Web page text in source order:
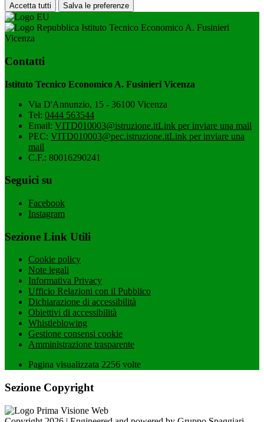
Accetta tutti Salva le preferenze
Istituto Tecnico Economico A. Fusinieri
Vicenza
Contatti
Istituto Tecnico Economico A. Fusinieri Vicenza
Via D'Annunzio, 15 - 36100 Vicenza
Tel: 0444 563544
Email: VITD010003@istruzione.itLink per inviare una mail
PEC: VITD010003@pec.istruzione.itLink per inviare una
mail
C.F.: 80016290241
Seguici su
Facebook
Instagram
Sezione Link Utili
Cookie policy
Note legali
Informativa Privacy
Ufficio Relazioni con il Pubblico
Dichiarazione di accessibilità
Obiettivi di accessibilità
Whistleblowing
Gestione consensi cookie
Amministrazione trasparente
Pagina visualizzata 2256 volte
Sezione Copyright